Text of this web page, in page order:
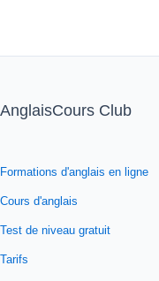
AnglaisCours Club
Formations d'anglais en ligne
Cours d'anglais
Test de niveau gratuit
Tarifs